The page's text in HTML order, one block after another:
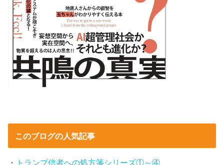
このブログの人気記事
・ トランプ信者への処方箋シリーズ①～④